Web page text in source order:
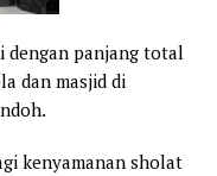
dengan panjang total
dan masjid di
kenyamanan sholat